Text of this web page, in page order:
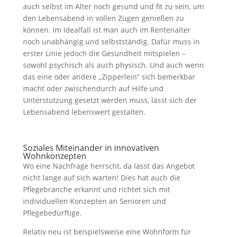
auch selbst im Alter noch gesund und fit zu sein, um
den Lebensabend in vollen Zügen genießen zu
können. Im Idealfall ist man auch im Rentenalter
noch unabhängig und selbstständig. Dafür muss in
erster Linie jedoch die Gesundheit mitspielen –
sowohl psychisch als auch physisch. Und auch wenn
das eine oder andere „Zipperlein“ sich bemerkbar
macht oder zwischendurch auf Hilfe und
Unterstützung gesetzt werden muss, lässt sich der
Lebensabend lebenswert gestalten.
Soziales Miteinander in innovativen
Wohnkonzepten
Wo eine Nachfrage herrscht, da lässt das Angebot
nicht lange auf sich warten! Dies hat auch die
Pflegebranche erkannt und richtet sich mit
individuellen Konzepten an Senioren und
Pflegebedürftige.
Relativ neu ist beispielsweise eine Wohnform für